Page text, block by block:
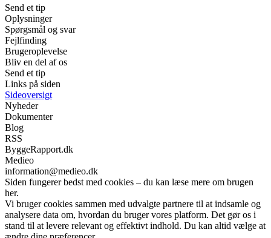
Send et tip
Oplysninger
Spørgsmål og svar
Fejlfinding
Brugeroplevelse
Bliv en del af os
Send et tip
Links på siden
Sideoversigt
Nyheder
Dokumenter
Blog
RSS
ByggeRapport.dk
Medieo
information@medieo.dk
Siden fungerer bedst med cookies – du kan læse mere om brugen
her.
Vi bruger cookies sammen med udvalgte partnere til at indsamle og
analysere data om, hvordan du bruger vores platform. Det gør os i
stand til at levere relevant og effektivt indhold. Du kan altid vælge at